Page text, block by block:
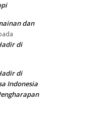
dan
di
di
Indonesia